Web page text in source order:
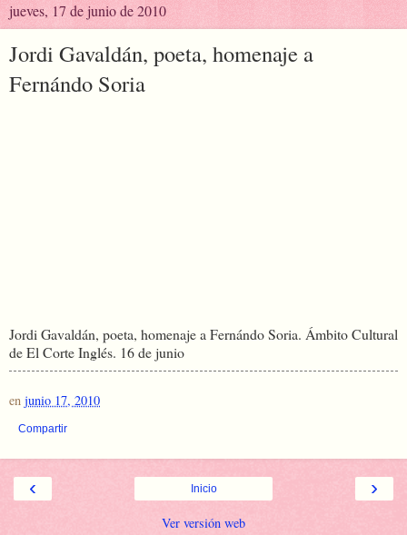
jueves, 17 de junio de 2010
Jordi Gavaldán, poeta, homenaje a
Fernándo Soria
Jordi Gavaldán, poeta, homenaje a Fernándo Soria. Ámbito Cultural
de El Corte Inglés. 16 de junio
en junio 17, 2010
Compartir
‹ ›
Inicio
Ver versión web